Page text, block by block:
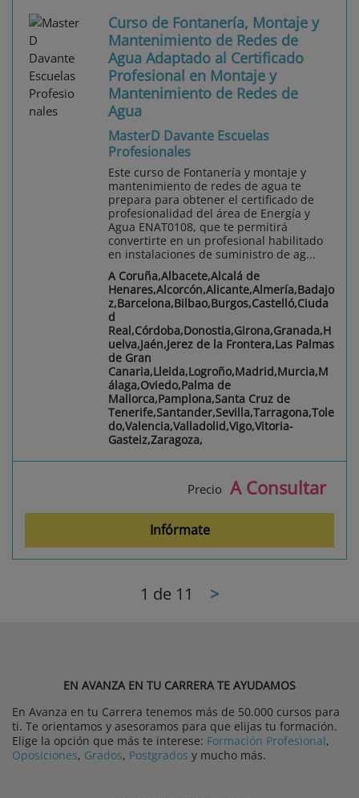
Curso de Fontanería, Montaje y
Mantenimiento de Redes de
Agua Adaptado al Certificado
Profesional en Montaje y
Mantenimiento de Redes de
Agua
MasterD Davante Escuelas
Profesionales
Este curso de Fontanería y montaje y
mantenimiento de redes de agua te
prepara para obtener el certificado de
profesionalidad del área de Energía y
Agua ENAT0108, que te permitirá
convertirte en un profesional habilitado
en instalaciones de suministro de ag...
A Coruña,Albacete,Alcalá de
Henares,Alcorcón,Alicante,Almería,Badajo
z,Barcelona,Bilbao,Burgos,Castelló,Ciuda
d
Real,Córdoba,Donostia,Girona,Granada,H
uelva,Jaén,Jerez de la Frontera,Las Palmas
de Gran
Canaria,Lleida,Logroño,Madrid,Murcia,M
álaga,Oviedo,Palma de
Mallorca,Pamplona,Santa Cruz de
Tenerife,Santander,Sevilla,Tarragona,Tole
do,Valencia,Valladolid,Vigo,Vitoria-
Gasteiz,Zaragoza,
Precio A Consultar
Infórmate
1 de 11 >
EN AVANZA EN TU CARRERA TE AYUDAMOS
En Avanza en tu Carrera tenemos más de 50.000 cursos para
ti. Te orientamos y asesoramos para que elijas tu formación.
Elige la opción que más te interese: Formación Profesional,
Oposiciones, Grados, Postgrados y mucho más.